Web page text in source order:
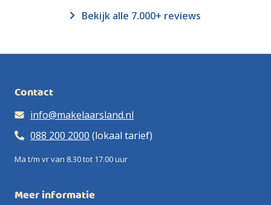
Bekijk alle 7.000+ reviews
Contact
info@makelaarsland.nl
088 200 2000 (lokaal tarief)
Ma t/m vr van 8.30 tot 17.00 uur
Meer informatie